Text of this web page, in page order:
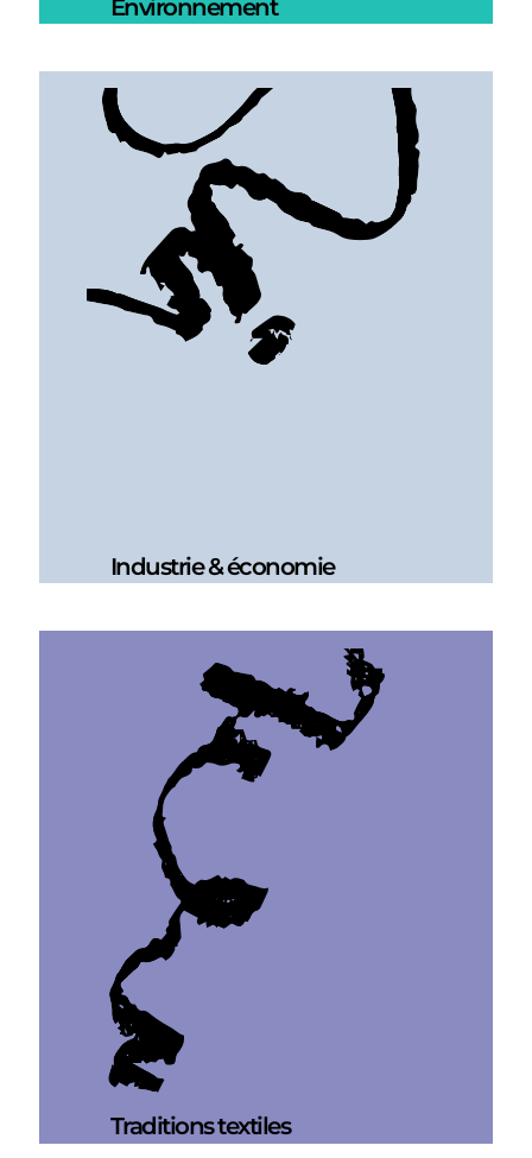
Environnement
Industrie & économie
Traditions textiles